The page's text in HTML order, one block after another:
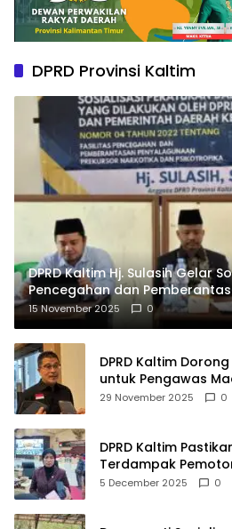
DPRD Provinsi Kaltim
DPRD Kaltim Hj. Sulasih Gelar
Pencegahan dan
15 November 2025 0
DPRD Kaltim
untuk Pengawas
Agama
29 November 2025 0
DPRD Kaltim
Terdampak
Pusat
5 December 2025 0